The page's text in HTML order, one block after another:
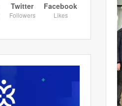
Facebook
Likes
Twitter
Followers